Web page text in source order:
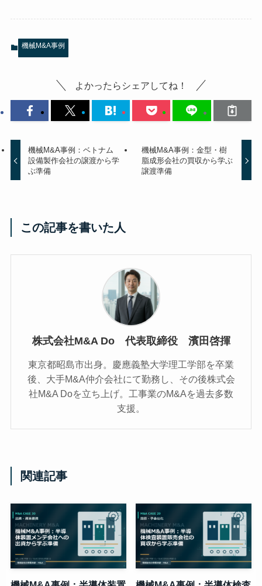
機械M&A事例
よかったらシェアしてね！
機械M&A事例：ベトナム
設備製作会社の譲渡から学
ぶ準備
機械M&A事例：金型・樹
脂成形会社の買収から学ぶ
譲渡準備
この記事を書いた人
株式会社M&A Do 代表取締役 濱田啓揮
東京都昭島市出身。慶應義塾大学理工学部を卒業
後、大手M&A仲介会社にて勤務し、その後株式会
社M&A Doを立ち上げ。工事業のM&Aを過去多数
支援。
関連記事